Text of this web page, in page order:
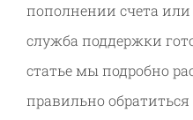
пополнении счета
служба поддержки
статье мы подробно
правильно